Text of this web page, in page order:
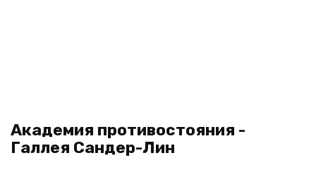
Академия противостояния -
Галлея Сандер-Лин